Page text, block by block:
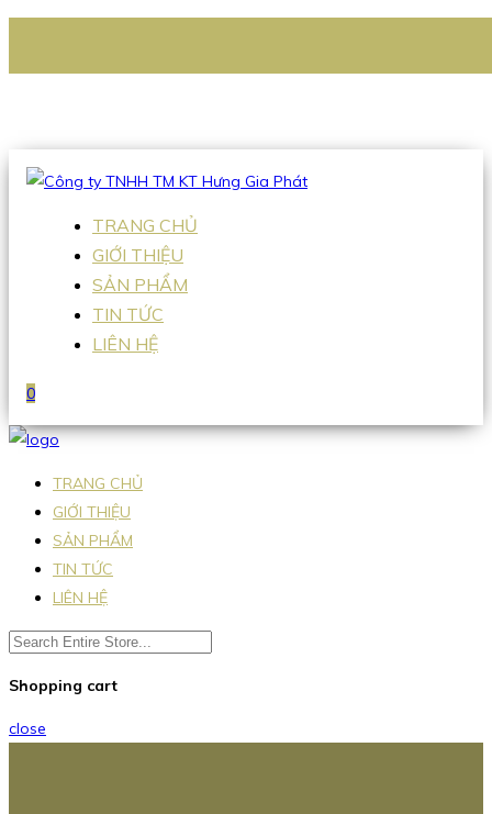
Hotline:0938 336 079
TRANG CHỦ
GIỚI THIỆU
SẢN PHẨM
TIN TỨC
LIÊN HỆ
0
TRANG CHỦ
GIỚI THIỆU
SẢN PHẨM
TIN TỨC
LIÊN HỆ
Shopping cart
close